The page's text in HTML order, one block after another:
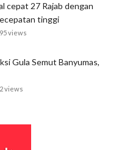
cepat 27 Rajab dengan
tinggi
views
Gula Semut Banyumas,
views